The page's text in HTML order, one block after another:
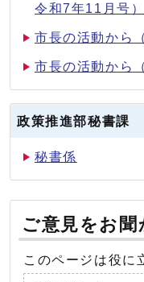
令和7年11月号）
市長の活動から
市長の活動から
政策推進部秘書課
秘書係
ご意見をお
このページは役に